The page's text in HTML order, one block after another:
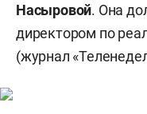
Насыровой. Она
директором по
(журнал